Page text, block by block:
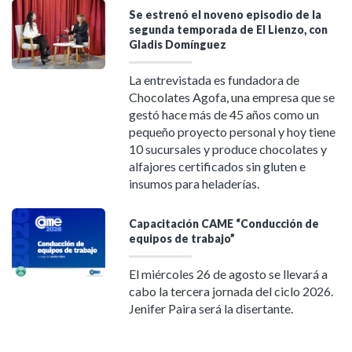
Se estrenó el noveno episodio de la
segunda temporada de El Lienzo, con
Gladis Domínguez
La entrevistada es fundadora de
Chocolates Agofa, una empresa que se
gestó hace más de 45 años como un
pequeño proyecto personal y hoy tiene
10 sucursales y produce chocolates y
alfajores certificados sin gluten e
insumos para heladerías.
Capacitación CAME “Conducción de
equipos de trabajo”
El miércoles 26 de agosto se llevará a
cabo la tercera jornada del ciclo 2026.
Jenifer Paira será la disertante.